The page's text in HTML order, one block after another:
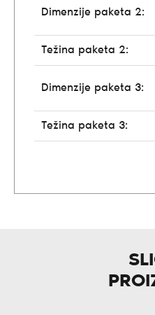
Dimenzije paketa 2:
Težina paketa 2:
Dimenzije paketa 3:
Težina paketa 3: